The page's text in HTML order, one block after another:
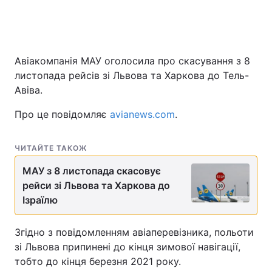
Авіакомпанія МАУ оголосила про скасування з 8
листопада рейсів зі Львова та Харкова до Тель-
Авіва.
Про це повідомляє avianews.com.
ЧИТАЙТЕ ТАКОЖ
МАУ з 8 листопада скасовує
рейси зі Львова та Харкова до
Ізраїлю
Згідно з повідомленням авіаперевізника, польоти
зі Львова припинені до кінця зимової навігації,
тобто до кінця березня 2021 року.